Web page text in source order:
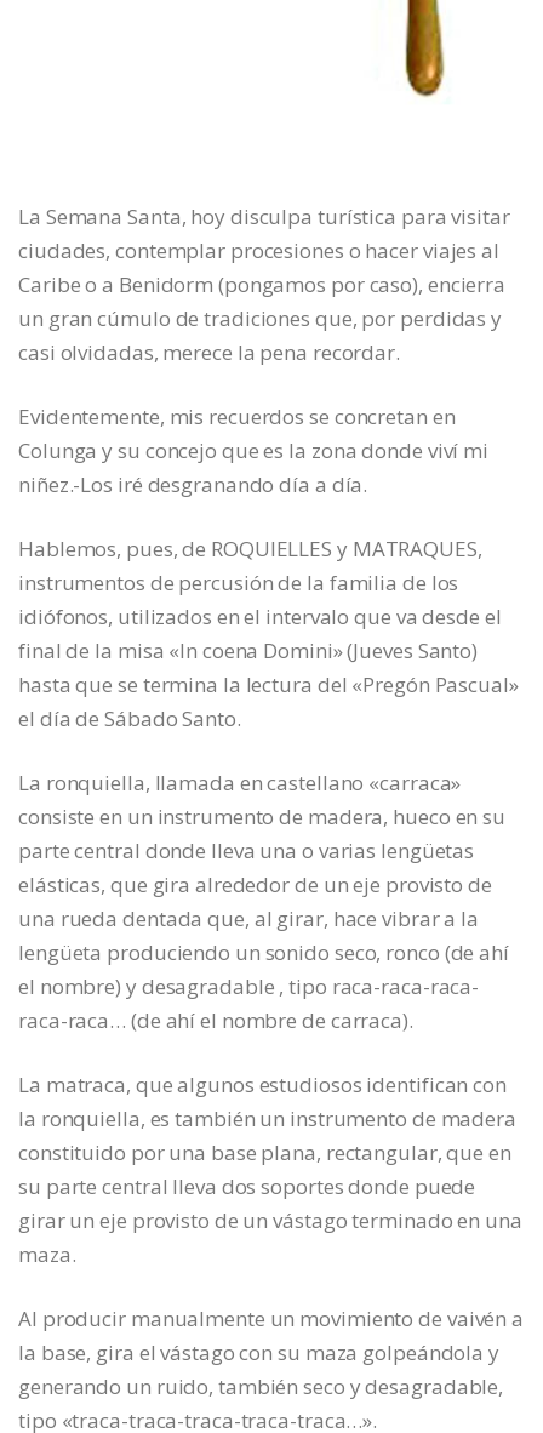
La Semana Santa, hoy disculpa turística para visitar
ciudades, contemplar procesiones o hacer viajes al
Caribe o a Benidorm (pongamos por caso), encierra
un gran cúmulo de tradiciones que, por perdidas y
casi olvidadas, merece la pena recordar.
Evidentemente, mis recuerdos se concretan en
Colunga y su concejo que es la zona donde viví mi
niñez.-Los iré desgranando día a día.
Hablemos, pues, de ROQUIELLES y MATRAQUES,
instrumentos de percusión de la familia de los
idiófonos, utilizados en el intervalo que va desde el
final de la misa «In coena Domini» (Jueves Santo)
hasta que se termina la lectura del «Pregón Pascual»
el día de Sábado Santo.
La ronquiella, llamada en castellano «carraca»
consiste en un instrumento de madera, hueco en su
parte central donde lleva una o varias lengüetas
elásticas, que gira alrededor de un eje provisto de
una rueda dentada que, al girar, hace vibrar a la
lengüeta produciendo un sonido seco, ronco (de ahí
el nombre) y desagradable , tipo raca-raca-raca-
raca-raca… (de ahí el nombre de carraca).
La matraca, que algunos estudiosos identifican con
la ronquiella, es también un instrumento de madera
constituido por una base plana, rectangular, que en
su parte central lleva dos soportes donde puede
girar un eje provisto de un vástago terminado en una
maza.
Al producir manualmente un movimiento de vaivén a
la base, gira el vástago con su maza golpeándola y
generando un ruido, también seco y desagradable,
tipo «traca-traca-traca-traca-traca…».